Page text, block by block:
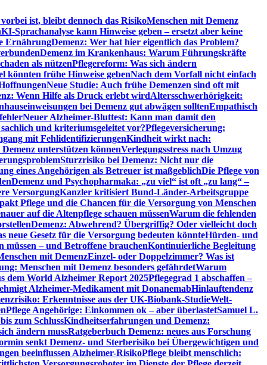
ist, bleibt dennoch das RisikoMenschen mit Demenz
KI-Sprachanalyse kann Hinweise geben – ersetzt aber keine
ErnährungDemenz: Wer hat hier eigentlich das Problem?
Demenz im Krankenhaus: Warum Führungskräfte
als nützenPflegereform: Was sich ändern
könnten frühe Hinweise gebenNach dem Vorfall nicht einfach
Neue Studie: Auch frühe Demenzen sind oft mit
Wenn Hilfe als Druck erlebt wirdAltersschwerhörigkeit:
bei Demenz gut abwägen solltenEmpathisch
Neuer Alzheimer-Bluttest: Kann man damit den
und kriteriumsgeleitet vor?Pflegeversicherung:
mit FehlidentifizierungenKindheit wirkt nach:
unterstützen könnenVerlegungsstress nach Umzug
Sturzrisiko bei Demenz: Nicht nur die
eines Angehörigen als Betreuer ist maßgeblichDie Pflege von
Demenz und Psychopharmaka: „zu viel“ ist oft „zu lang“ –
VersorgungKanzler kritisiert Bund-Länder-Arbeitsgruppe
Pflege und die Chancen für die Versorgung von Menschen
auf die Altenpflege schauen müssenWarum die fehlenden
Demenz: Abwehrend? Übergriffig? Oder vielleicht doch
neue Gesetz für die Versorgung bedeuten könnteHürden- und
– und Betroffene brauchenKontinuierliche Begleitung
mit DemenzEinzel- oder Doppelzimmer? Was ist
Menschen mit Demenz besonders gefährdetWarum
dem World Alzheimer Report 2025Pflegegrad 1 abschaffen –
Alzheimer-Medikament mit DonanemabHinlauftendenz
Erkenntnisse aus der UK-Biobank-StudieWelt-
Pflege Angehörige: Einkommen ok – aber überlastetSamuel L.
zum SchlussKindheitserfahrungen und Demenz:
ändern mussRatgeberbuch Demenz: neues aus Forschung
senkt Demenz- und Sterberisiko bei Übergewichtigen und
beeinflussen Alzheimer-RisikoPflege bleibt menschlich: